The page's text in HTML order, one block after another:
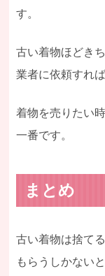
す。
古い着物ほどき
業者に依頼すれ
着物を売りたい
一番です。
まとめ
古い着物は捨て
もらうしかない